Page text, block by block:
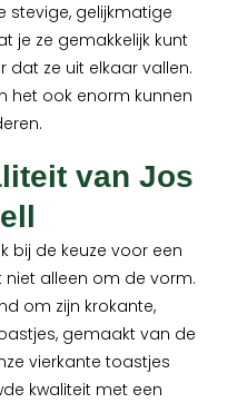
stevige, gelijkmatige
je ze gemakkelijk kunt
dat ze uit elkaar vallen.
het ook enorm kunnen
van Jos
bij de keuze voor een
niet alleen om de vorm.
om zijn krokante,
gemaakt van de
vierkante toastjes
kwaliteit met een